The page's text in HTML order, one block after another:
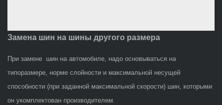
Замена шин на шины другого размера
При замене шин на автомобиле, надо основываться на
типоразмере, норме слойности и максимальной несущей
способности (при заданной максимальной скорости) шин, которыми
он укомплектован производителем.